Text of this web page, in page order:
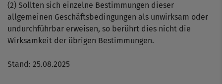
(2) Sollten sich einzelne Bestimmungen dieser
allgemeinen Geschäftsbedingungen als unwirksam oder
undurchführbar erweisen, so berührt dies nicht die
Wirksamkeit der übrigen Bestimmungen.
Stand: 25.08.2025